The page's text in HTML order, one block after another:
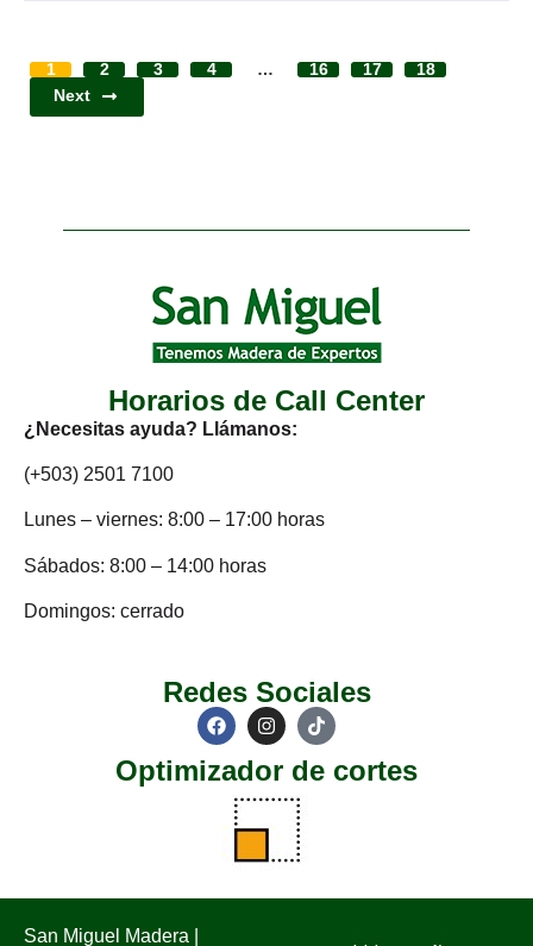
1 2 3 4 … 16 17
18
Next
Horarios de Call Center
¿Necesitas ayuda? Llámanos:
(+503) 2501 7100
Lunes – viernes: 8:00 – 17:00 horas
Sábados: 8:00 – 14:00 horas
Domingos: cerrado
Redes Sociales
Optimizador de cortes
San Miguel Madera |